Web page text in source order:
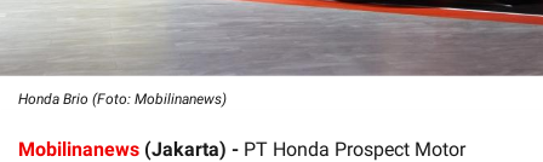
Honda Brio (Foto: Mobilinanews)
Mobilinanews (Jakarta) - PT Honda Prospect Motor